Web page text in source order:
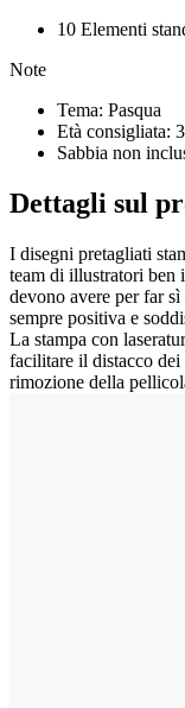
10 Elementi
Note
Tema: Pasqua
Età consigliata:
Sabbia non
Dettagli sul
I disegni pretagliati
team di illustratori ben
devono avere per far
sempre positiva e
La stampa con
facilitare il distacco
rimozione della